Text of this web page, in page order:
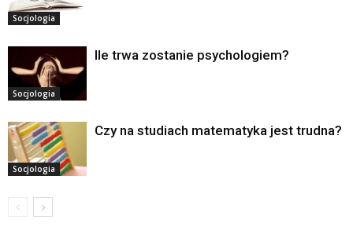
Socjologia
Socjologia
Ile trwa zostanie psychologiem?
Socjologia
Czy na studiach matematyka jest trudna?